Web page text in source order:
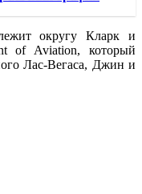
округу Кларк и
of Aviation, который
Лас-Вегаса, Джин и